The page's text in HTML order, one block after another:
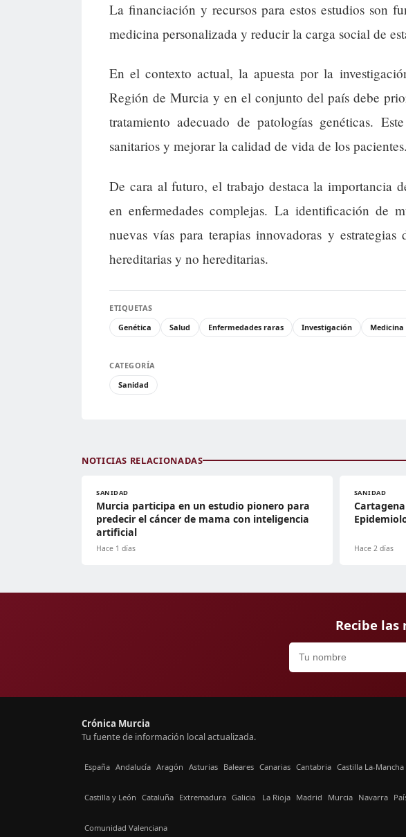
La financiación y recursos para estos estudios son
medicina personalizada y reducir la carga social de
En el contexto actual, la apuesta por la
Región de Murcia y en el conjunto del país debe
tratamiento adecuado de patologías genéticas.
sanitarios y mejorar la calidad de vida de los pacientes.
De cara al futuro, el trabajo destaca la importancia
en enfermedades complejas. La identificación de
nuevas vías para terapias innovadoras y estrategias
hereditarias y no hereditarias.
ETIQUETAS
Genética
Salud Enfermedades raras Investigación
CATEGORÍA
Sanidad
NOTICIAS RELACIONADAS
SANIDAD
Murcia participa en un estudio pionero para
predecir el cáncer de mama con inteligencia
artificial
Hace 1 días
SANIDAD
Hace 2 días
Recibe
Crónica Murcia
Tu fuente de información local actualizada.
España Andalucía Aragón Asturias Baleares Canarias Cantabria Castilla La-Mancha
Castilla y León Cataluña Extremadura Galicia La Rioja Madrid Murcia Navarra
Comunidad Valenciana